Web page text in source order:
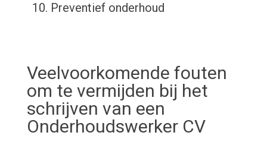
Preventief onderhoud
Veelvoorkomende fouten
om te vermijden bij het
schrijven van een
Onderhoudswerker CV